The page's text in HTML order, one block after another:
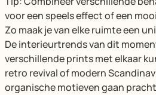
voor een speels effect of een
Zo maak je van elke ruimte een
De interieurtrends van dit
verschillende prints met elkaar
retro revival of modern
organische motieven gaan